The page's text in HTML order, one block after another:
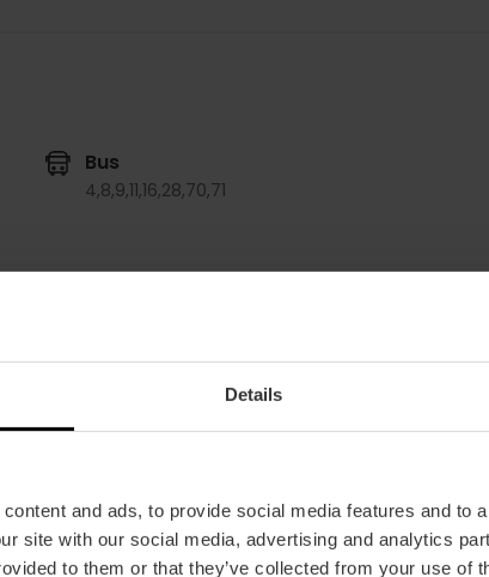
Details
and ads, to provide social media features and to
site with our social media, advertising and analytics
to them or that they’ve collected from your use of
Bus
4,8,9,11,16,28,70,71
, che suonerà con strumenti
Maggiore; diversi cori e studenti dellaScuola
preceduto dal tradizionaleToc a Matines del